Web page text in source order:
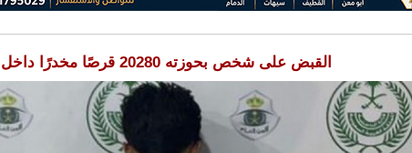
القبض على شخص بحوزته 20280 قرصًا مخدرًا داخل أكياس أرز